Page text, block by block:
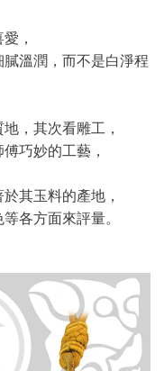
，
溫潤，而不是白淨程
，其次看雕工，
巧妙的工藝，
其玉料的產地，
各方面來評量。